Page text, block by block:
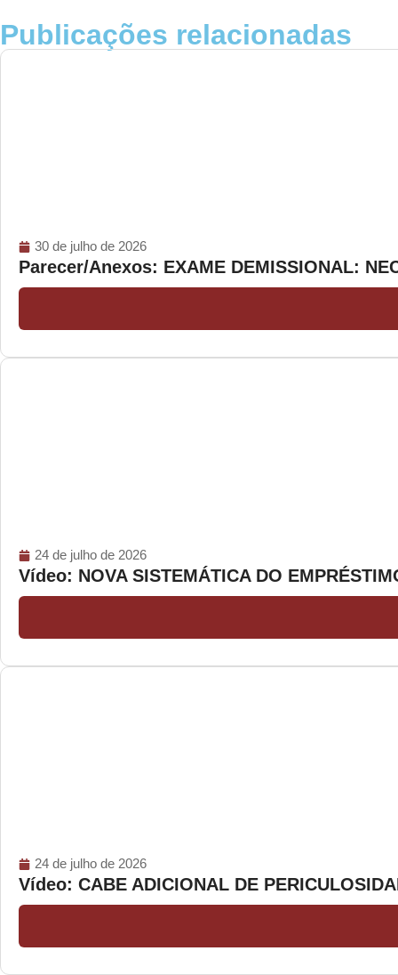
Publicações relacionadas
30 de julho de 2026
Parecer/Anexos: EXAME DEMISSIONAL:
24 de julho de 2026
Vídeo: NOVA SISTEMÁTICA DO
24 de julho de 2026
Vídeo: CABE ADICIONAL DE